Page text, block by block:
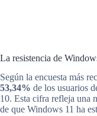
La resistencia de
Según la encuesta más
53,34% de los usuarios
10. Esta cifra refleja una
de que Windows 11 ha